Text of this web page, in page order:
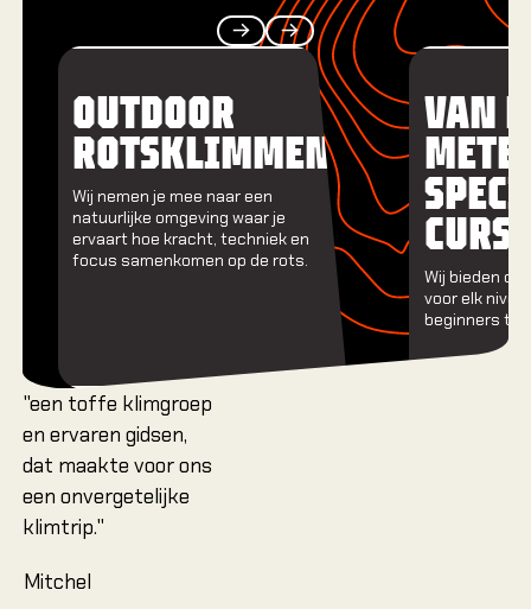
OUTDOOR
ROTSKLIMMEN
Wij nemen je mee naar een
natuurlijke omgeving waar je
ervaart hoe kracht, techniek en
focus samenkomen op de rots.
VAN
Wij bieden
voor elk
beginners tot
"een toffe klimgroep
en ervaren gidsen,
dat maakte voor ons
een onvergetelijke
klimtrip."
Mitchel